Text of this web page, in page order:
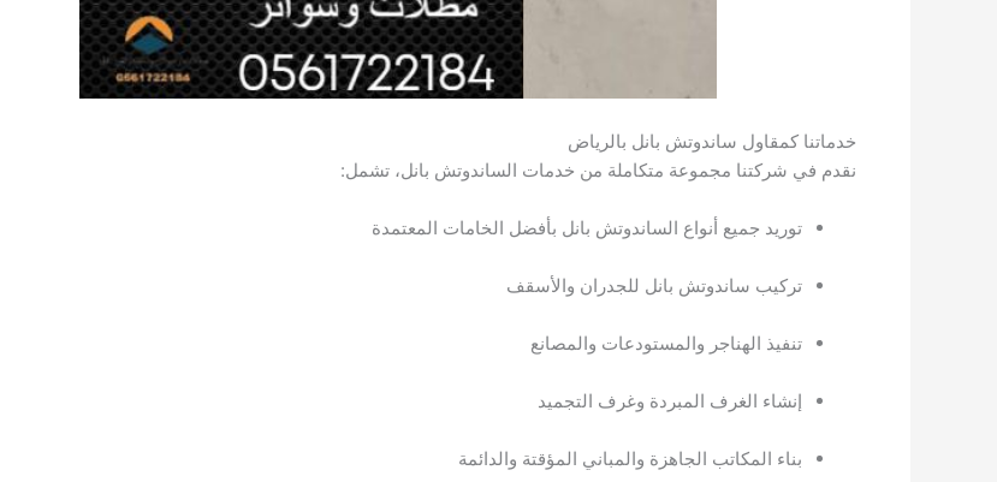
خدماتنا كمقاول ساندوتش بانل بالرياض
نقدم في شركتنا مجموعة متكاملة من خدمات الساندوتش بانل، تشمل:
توريد جميع أنواع الساندوتش بانل بأفضل الخامات المعتمدة
تركيب ساندوتش بانل للجدران والأسقف
تنفيذ الهناجر والمستودعات والمصانع
إنشاء الغرف المبردة وغرف التجميد
بناء المكاتب الجاهزة والمباني المؤقتة والدائمة